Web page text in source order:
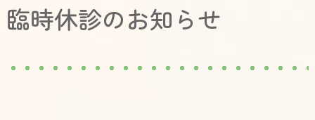
臨時休診のお知らせ